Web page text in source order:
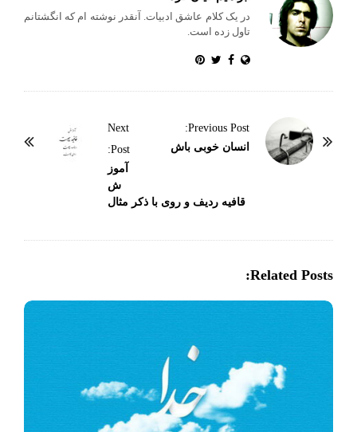
در یک کلام عاشق ادبیات. آنقدر نوشته ام که انگشتانم
تاول زده است.
Previous Post:
انسان خوبی باش
Next
Post:
آموز
ش
قافیه ردیف و روی با ذکر مثال
Related Posts: